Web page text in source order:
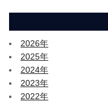
2026年
2025年
2024年
2023年
2022年